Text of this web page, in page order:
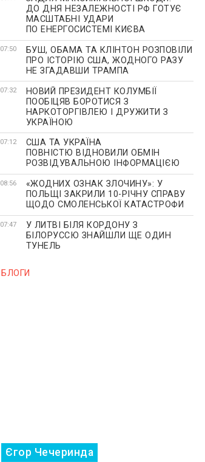
ДО ДНЯ НЕЗАЛЕЖНОСТІ РФ ГОТУЄ
МАСШТАБНІ УДАРИ
ПО ЕНЕРГОСИСТЕМІ КИЄВА
07:50
БУШ, ОБАМА ТА КЛІНТОН РОЗПОВІЛИ
ПРО ІСТОРІЮ США, ЖОДНОГО РАЗУ
НЕ ЗГАДАВШИ ТРАМПА
07:32
НОВИЙ ПРЕЗИДЕНТ КОЛУМБІЇ
ПООБІЦЯВ БОРОТИСЯ З
НАРКОТОРГІВЛЕЮ І ДРУЖИТИ З
УКРАЇНОЮ
07:12
США ТА УКРАЇНА
ПОВНІСТЮ ВІДНОВИЛИ ОБМІН
РОЗВІДУВАЛЬНОЮ ІНФОРМАЦІЄЮ
08:56
«ЖОДНИХ ОЗНАК ЗЛОЧИНУ»: У
ПОЛЬЩІ ЗАКРИЛИ 10-РІЧНУ СПРАВУ
ЩОДО СМОЛЕНСЬКОЇ КАТАСТРОФИ
07:47
У ЛИТВІ БІЛЯ КОРДОНУ З
БІЛОРУССЮ ЗНАЙШЛИ ЩЕ ОДИН
ТУНЕЛЬ
БЛОГИ
Єгор Чечеринда